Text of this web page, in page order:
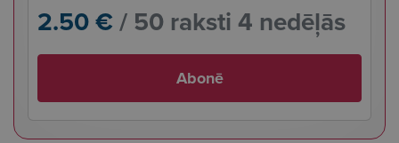
2.50 €/ 50 raksti 4 nedēļās
Abonē